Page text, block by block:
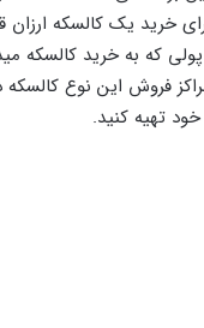
خرید یک کالسکه
که به خرید کالسکه
فروش این نوع کالسکه
تهیه کنید.